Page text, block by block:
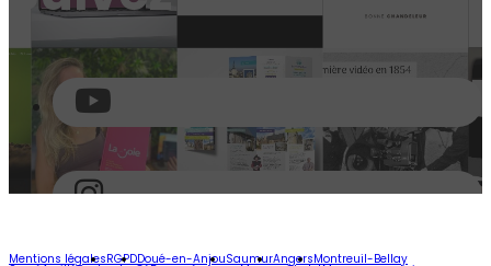
Mentions légalesRGPDDoué-en-AnjouSaumurAngersMontreuil-Bellay